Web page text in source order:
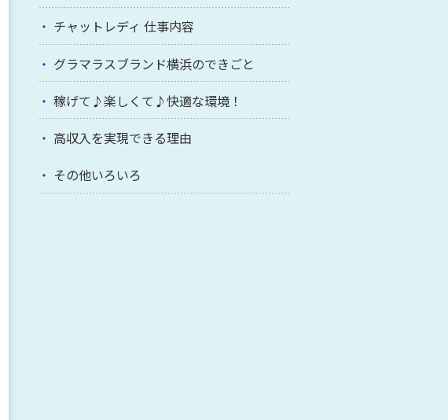
チャットレディ 仕事内容
グラマラスブランド横浜のできごと
稼げて♪楽しくて♪快適な環境！
高収入を実現できる理由
その他いろいろ